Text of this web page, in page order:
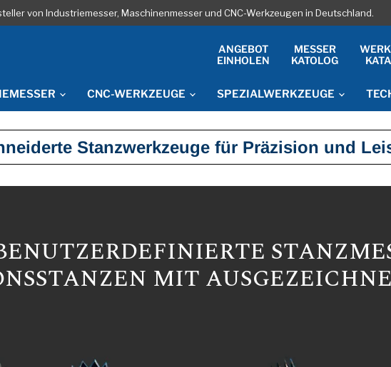
von Industriemesser, Maschinenmesser und CNC-Werkzeugen in Deutschland.
ANGEBOT
EINHOLEN
MESSER
KATOLOG
CNC-WERKZEUGE SPEZIALWERKZEUGE
Stanzwerkzeuge für Präzision und
MIT